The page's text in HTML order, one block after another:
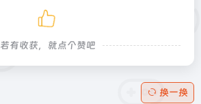
若有收获，就点个赞吧
换一换